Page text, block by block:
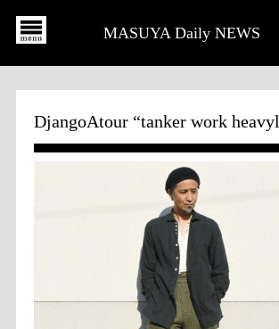
MASUYA Daily NEWS
DjangoAtour “tanker work